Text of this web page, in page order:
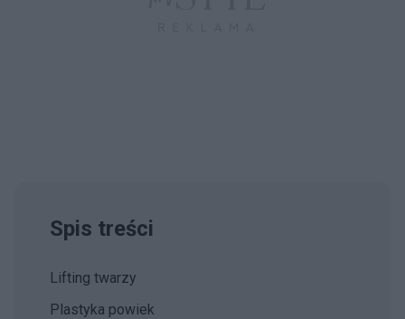
Spis treści
Lifting twarzy
Plastyka powiek